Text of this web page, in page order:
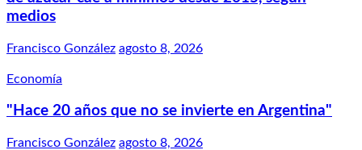
medios
Francisco González agosto 8, 2026
Economía
"Hace 20 años que no se invierte en Argentina"
Francisco González agosto 8, 2026